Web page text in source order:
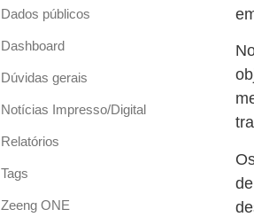
Dados públicos
Dashboard
Dúvidas gerais
Notícias Impresso/Digital
Relatórios
Tags
Zeeng ONE